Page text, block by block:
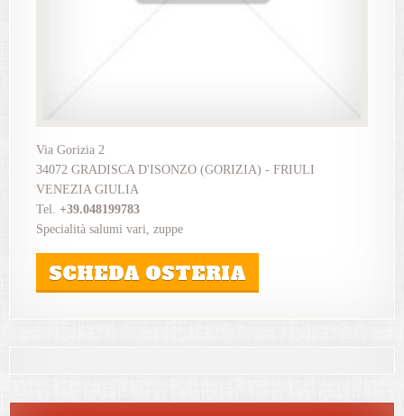
Via Gorizia 2
34072 GRADISCA D'ISONZO (GORIZIA) - FRIULI
VENEZIA GIULIA
Tel. +39.048199783
Specialità salumi vari, zuppe
SCHEDA OSTERIA